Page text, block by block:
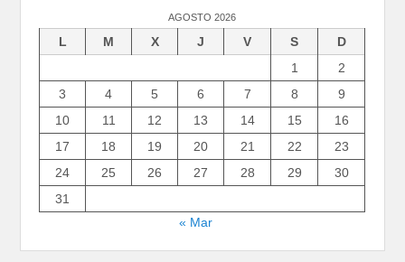
AGOSTO 2026
L M X J V S
D
1
2
3
4 5 6 7 8
9
10
11 12 13 14 15
16
17
18 19 20 21 22
23
24
25 26 27 28 29
30
31
« Mar